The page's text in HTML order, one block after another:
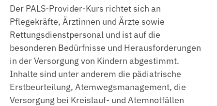
Der PALS-Provider-Kurs richtet sich an
Pflegekräfte, Ärztinnen und Ärzte sowie
Rettungsdienstpersonal und ist auf die
besonderen Bedürfnisse und Herausforderungen
in der Versorgung von Kindern abgestimmt.
Inhalte sind unter anderem die pädiatrische
Erstbeurteilung, Atemwegsmanagement, die
Versorgung bei Kreislauf- und Atemnotfällen